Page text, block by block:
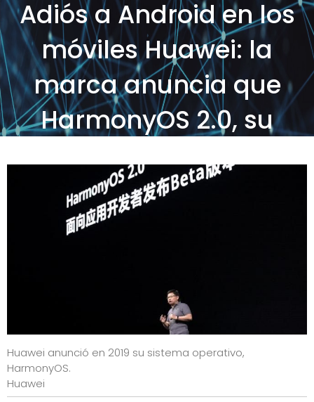
Adiós a Android en los
móviles Huawei: la
marca anuncia que
HarmonyOS 2.0, su
sistema operativo, llega
a finales de año
Posted on
Huawei anunció en 2019 su sistema operativo,
HarmonyOS.
Huawei